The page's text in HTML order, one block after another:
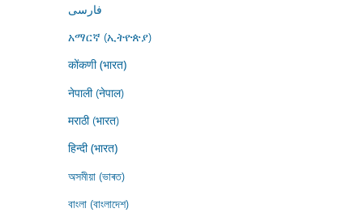
فارسى
አማርኛ (ኢትዮጵያ)
कोंकणी (भारत)
नेपाली (नेपाल)
मराठी (भारत)
हिन्दी (भारत)
অসমীয়া (ভাৰত)
বাংলা (বাংলাদেশ)